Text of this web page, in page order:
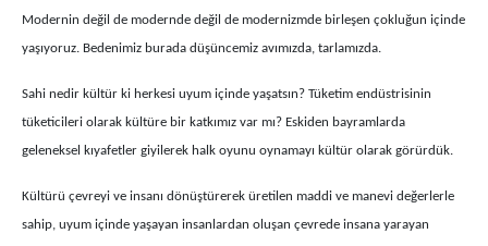
Modernin değil de modernde değil de modernizmde birleşen çokluğun içinde
yaşıyoruz. Bedenimiz burada düşüncemiz avımızda, tarlamızda.
Sahi nedir kültür ki herkesi uyum içinde yaşatsın? Tüketim endüstrisinin
tüketicileri olarak kültüre bir katkımız var mı? Eskiden bayramlarda
geleneksel kıyafetler giyilerek halk oyunu oynamayı kültür olarak görürdük.
Kültürü çevreyi ve insanı dönüştürerek üretilen maddi ve manevi değerlerle
sahip, uyum içinde yaşayan insanlardan oluşan çevrede insana yarayan